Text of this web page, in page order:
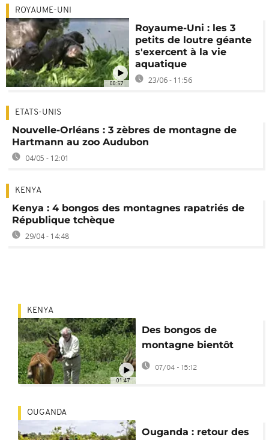
00:57
ROYAUME-UNI
Royaume-Uni : les 3
petits de loutre géante
s'exercent à la vie
aquatique
23/06 - 11:56
ETATS-UNIS
Nouvelle-Orléans : 3 zèbres de montagne de
Hartmann au zoo Audubon
04/05 - 12:01
KENYA
Kenya : 4 bongos des montagnes rapatriés de
République tchèque
29/04 - 14:48
01:47
KENYA
Des bongos de
montagne bientôt
réintroduits au Kenya
07/04 - 15:12
OUGANDA
Ouganda : retour des